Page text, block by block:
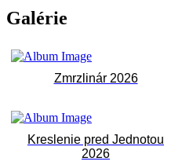
Galérie
Zmrzlinár 2026
Kreslenie pred Jednotou
2026